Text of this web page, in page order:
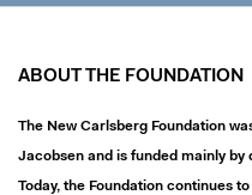
ABOUT THE FOUNDATION
The New Carlsberg Foundation
Jacobsen and is funded mainly
Today, the Foundation continues